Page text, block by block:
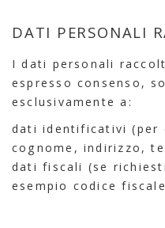
DATI PERSONALI
I dati personali
espresso consenso,
esclusivamente a:
dati identificativi (per
cognome, indirizzo,
dati fiscali (se
esempio codice